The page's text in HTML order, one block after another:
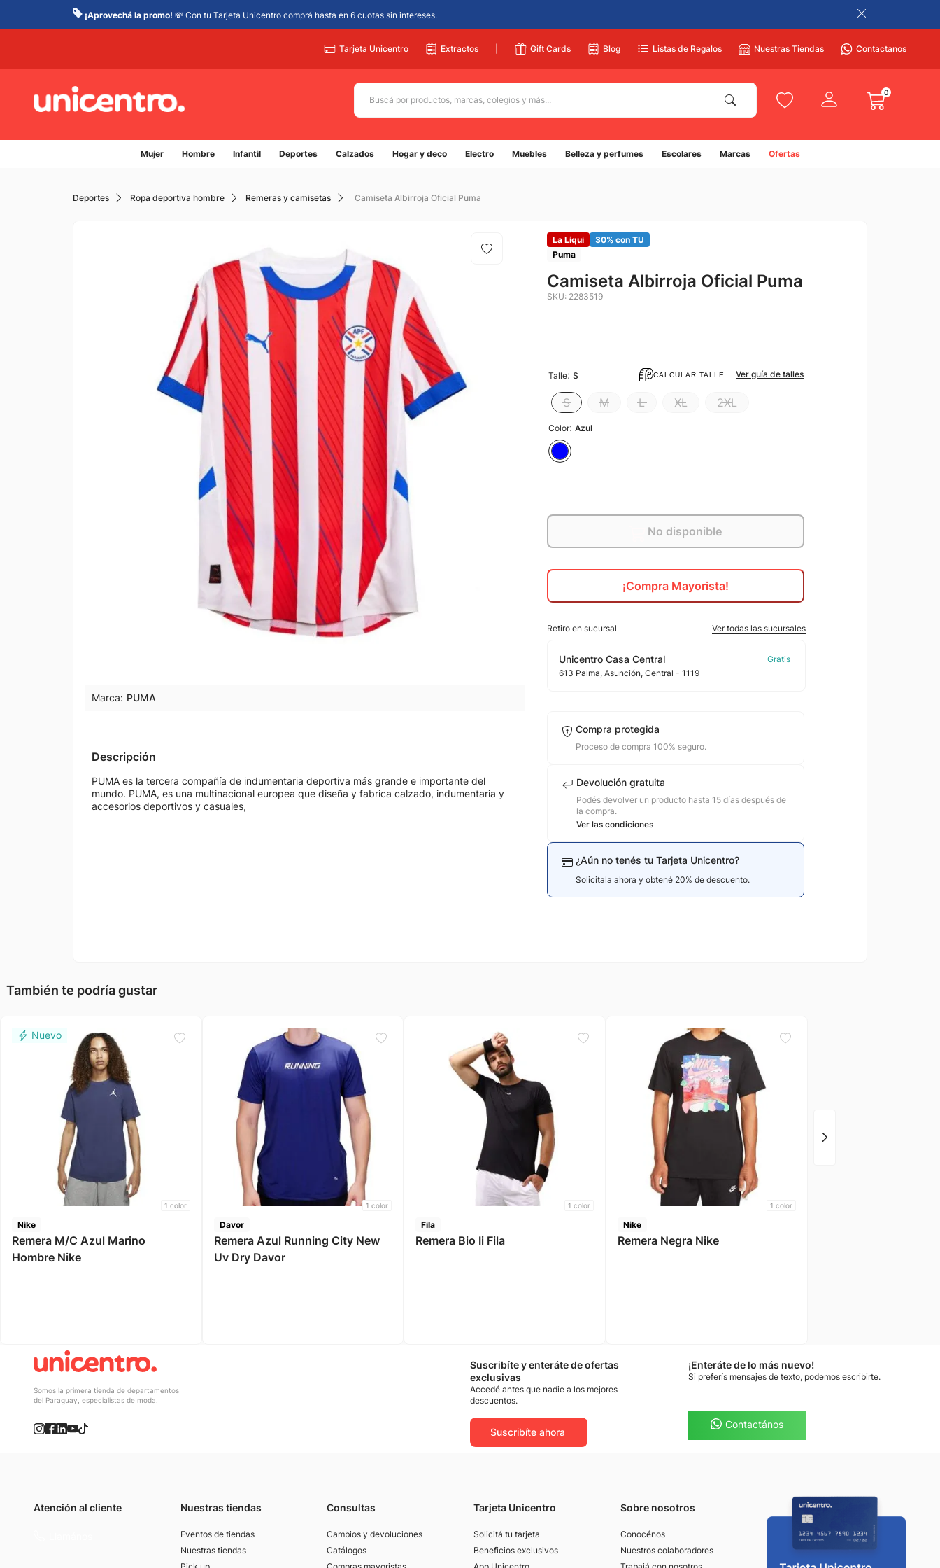
¡Aprovechá la promo! 💸 Con tu Tarjeta Unicentro comprá hasta en 6 cuotas sin intereses.
Tarjeta Unicentro Extractos Gift Cards Blog Listas de Regalos Nuestras Tiendas Contactanos
Buscá por productos, marcas, colegios y más... 0
Mujer Hombre Infantil Deportes Calzados Hogar y deco Electro Muebles Belleza y perfumes Escolares Marcas Ofertas
Deportes Ropa deportiva hombre Remeras y camisetas Camiseta Albirroja Oficial Puma
Marca: PUMA
Descripción
PUMA es la tercera compañía de indumentaria deportiva más grande e importante del
mundo. PUMA, es una multinacional europea que diseña y fabrica calzado, indumentaria y
accesorios deportivos y casuales,
La Liqui
30% con TU
Puma
Camiseta Albirroja Oficial Puma
SKU: 2283519
CALCULAR TALLE
Color: Azul
Talle: S
2XL
L
M
S XL
Ver guía de talles
No disponible
¡Compra Mayorista!
Retiro en sucursal Ver todas las sucursales
Unicentro Casa Central
613 Palma, Asunción, Central - 1119
Compra protegida
Proceso de compra 100% seguro.
Devolución gratuita
Podés devolver un producto hasta 15 días después de
la compra.
Ver las condiciones
¿Aún no tenés tu Tarjeta Unicentro?
Solicitala ahora y obtené 20% de descuento.
También te podría gustar
1 color
Nike
Remera M/C Azul Marino
Hombre Nike
1 color
Davor
Remera Azul Running City New
Uv Dry Davor
1 color
Fila
Remera Bio Ii Fila
1 color
Nike
Remera Negra Nike
Somos la primera tienda de departamentos
del Paraguay, especialistas de moda.
Suscribíte y enteráte de ofertas
exclusivas
Accedé antes que nadie a los mejores
descuentos.
Suscribíte ahora
¡Enteráte de lo más nuevo!
Si preferís mensajes de texto, podemos escribirte.
Contactános
Atención al cliente
Nuestras tiendas
Eventos de tiendas
Nuestras tiendas
Consultas
Cambios y devoluciones
Catálogos
Tarjeta Unicentro
Solicitá tu tarjeta
Beneficios exclusivos
Sobre nosotros
Conocénos
Nuestros colaboradores
Términos más buscados
botin